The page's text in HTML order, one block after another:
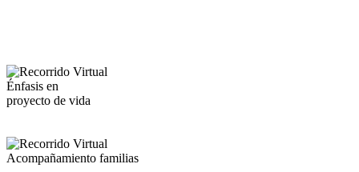
Énfasis en
proyecto de vida
Acompañamiento familias